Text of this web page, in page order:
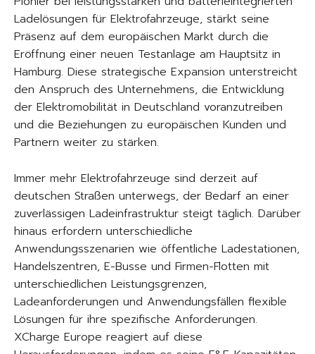
Ladelösungen für Elektrofahrzeuge, stärkt seine
Präsenz auf dem europäischen Markt durch die
Eröffnung einer neuen Testanlage am Hauptsitz in
Hamburg. Diese strategische Expansion unterstreicht
den Anspruch des Unternehmens, die Entwicklung
der Elektromobilität in Deutschland voranzutreiben
und die Beziehungen zu europäischen Kunden und
Partnern weiter zu stärken.
Immer mehr Elektrofahrzeuge sind derzeit auf
deutschen Straßen unterwegs, der Bedarf an einer
zuverlässigen Ladeinfrastruktur steigt täglich. Darüber
hinaus erfordern unterschiedliche
Anwendungsszenarien wie öffentliche Ladestationen,
Handelszentren, E-Busse und Firmen-Flotten mit
unterschiedlichen Leistungsgrenzen,
Ladeanforderungen und Anwendungsfällen flexible
Lösungen für ihre spezifische Anforderungen.
XCharge Europe reagiert auf diese